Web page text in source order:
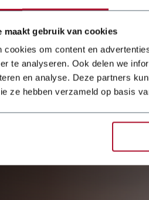
maakt gebruik van cookies
cookies om content en
te analyseren. Ook delen we
en analyse. Deze partners
ze hebben verzameld op basis
guillotine
à la pratique, le
Hilversum a
département
tôlerie avec
presse plieuse
Dener
une cisaille
guillotine
Cet
Details